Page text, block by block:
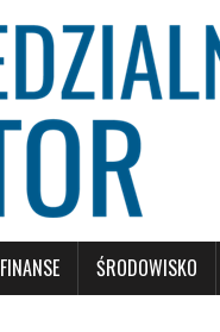
FINANSE ŚRODOWISKO